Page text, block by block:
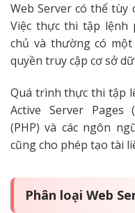
Web Server có thể
Việc thực thi tập lệnh
chủ và thường có
quyền truy cập cơ sở
Quá trình thực thi tập
Active Server Pages
(PHP) và các ngôn
cũng cho phép tạo tài
Phân loại Web